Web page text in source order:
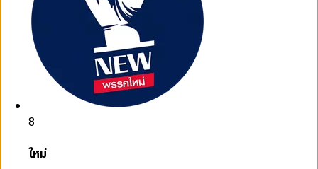
8
ใหม่